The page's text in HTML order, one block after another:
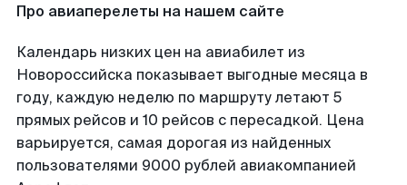
Про авиаперелеты на нашем сайте
Календарь низких цен на авиабилет из
Новороссийска показывает выгодные месяца в
году, каждую неделю по маршруту летают 5
прямых рейсов и 10 рейсов с пересадкой. Цена
варьируется, самая дорогая из найденных
пользователями 9000 рублей авиакомпанией